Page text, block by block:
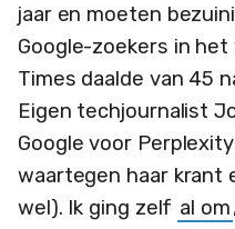
jaar en moeten
Google-zoekers in het
Times daalde van 45
Eigen techjournalist
Google voor
waartegen haar krant
wel). Ik ging zelf al om